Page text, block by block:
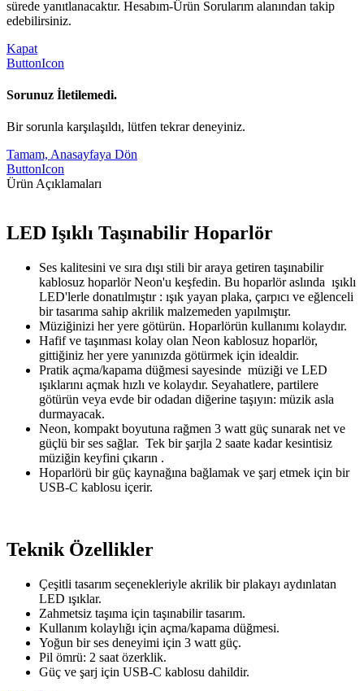
sürede yanıtlanacaktır. Hesabım-Ürün Sorularım alanından takip
edebilirsiniz.
Kapat
ButtonIcon
Sorunuz İletilemedi.
Bir sorunla karşılaşıldı, lütfen tekrar deneyiniz.
Tamam, Anasayfaya Dön
ButtonIcon
Ürün Açıklamaları
LED Işıklı Taşınabilir Hoparlör
Ses kalitesini ve sıra dışı stili bir araya getiren taşınabilir
kablosuz hoparlör Neon'u keşfedin. Bu hoparlör aslında ışıklı
LED'lerle donatılmıştır : ışık yayan plaka, çarpıcı ve eğlenceli
bir tasarıma sahip akrilik malzemeden yapılmıştır.
Müziğinizi her yere götürün. Hoparlörün kullanımı kolaydır.
Hafif ve taşınması kolay olan Neon kablosuz hoparlör,
gittiğiniz her yere yanınızda götürmek için idealdir.
Pratik açma/kapama düğmesi sayesinde müziği ve LED
ışıklarını açmak hızlı ve kolaydır. Seyahatlere, partilere
götürün veya evde bir odadan diğerine taşıyın: müzik asla
durmayacak.
Neon, kompakt boyutuna rağmen 3 watt güç sunarak net ve
güçlü bir ses sağlar. Tek bir şarjla 2 saate kadar kesintisiz
müziğin keyfini çıkarın .
Hoparlörü bir güç kaynağına bağlamak ve şarj etmek için bir
USB-C kablosu içerir.
Teknik Özellikler
Çeşitli tasarım seçenekleriyle akrilik bir plakayı aydınlatan
LED ışıklar.
Zahmetsiz taşıma için taşınabilir tasarım.
Kullanım kolaylığı için açma/kapama düğmesi.
Yoğun bir ses deneyimi için 3 watt güç.
Pil ömrü: 2 saat özerklik.
Güç ve şarj için USB-C kablosu dahildir.